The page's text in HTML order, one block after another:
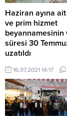
Haziran ayına
ve prim hizmet
beyannamesinin
süresi 30
uzatıldı
Sosyal Güvenlik
(SGK) yazılı
İdaresi
8 Temmuz 2021
Nolu Vergi Usul
16.07.2021 14:17